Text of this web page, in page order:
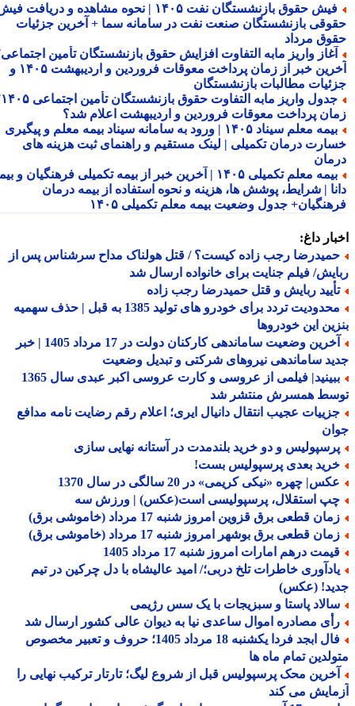
فیش حقوق بازنشستگان نفت ۱۴۰۵ | نحوه مشاهده و دریافت فیش
بازنشستگان صنعت نفت در سامانه سما + آخرین جزئیات
مرداد
واریز مابه التفاوت افزایش حقوق بازنشستگان تأمین اجتماعی؛
آخرین خبر از زمان پرداخت معوقات فروردین و اردیبهشت ۱۴۰۵ و
مطالبات بازنشستگان
جدول واریز مابه التفاوت حقوق بازنشستگان تأمین اجتماعی ۱۴۰۵؛
پرداخت معوقات فروردین و اردیبهشت اعلام شد؟
بیمه معلم سیناد ۱۴۰۵ | ورود به سامانه سیناد بیمه معلم و پیگیری
درمان تکمیلی | لینک مستقیم و راهنمای ثبت هزینه های
بیمه معلم تکمیلی ۱۴۰۵ | آخرین خبر از بیمه تکمیلی فرهنگیان و بیمه
| شرایط، پوشش ها، هزینه و نحوه استفاده از بیمه درمان
جدول وضعیت بیمه معلم تکمیلی ۱۴۰۵
داغ:
رجب زاده کیست؟ / قتل هولناک مداح سرشناس پس از
فیلم جنایت برای خانواده ارسال شد
ربایش و قتل حمیدرضا رجب زاده
محدودیت تردد برای خودرو های تولید 1385 به قبل | حذف سهمیه
این خودروها
آخرین وضعیت ساماندهی کارکنان دولت در 17 مرداد 1405 | خبر
ساماندهی نیروهای شرکتی و تبدیل وضعیت
ببینید| فیلمی از عروسی و کارت عروسی اکبر عبدی سال 1365
همسرش منتشر شد
عجیب انتقال دانیال ایری؛ اعلام رقم رضایت نامه مدافع
و دو خرید بلندمدت در آستانه نهایی سازی
بعدی پرسپولیس بست!
چهره «نیکی کریمی» در 20 سالگی در سال 1370
استقلال، پرسپولیسی است(عکس) | ورزش سه
قطعی برق قزوین امروز شنبه 17 مرداد (خاموشی برق)
قطعی برق بوشهر امروز شنبه 17 مرداد (خاموشی برق)
درهم امارات امروز شنبه 17 مرداد 1405
خاطرات تلخ دربی؛/ امید عالیشاه با دل چرکین در تیم
(عکس)
پاستا و سبزیجات با یک سس رژیمی
مصادره اموال ساعدی نیا به دیوان عالی کشور ارسال شد
فال ابجد فردا یکشنبه 18 مرداد 1405؛ حروف و تعبیر مخصوص
تمام ماه ها
محک پرسپولیس قبل از شروع لیگ؛ تارتار ترکیب نهایی را
می کند